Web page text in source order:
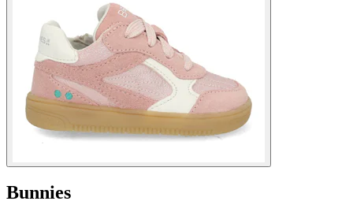
Bunnies